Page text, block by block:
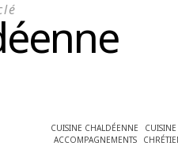
CUISINE CHALDÉENNE
ACCOMPAGNEMENTS